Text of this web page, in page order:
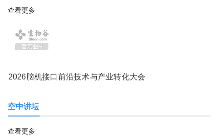
查看更多
2026脑机接口前沿技术与产业转化大会
空中讲坛
查看更多